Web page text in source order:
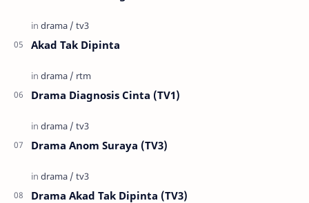
Akad Tak Dipinta
Drama Diagnosis Cinta (TV1)
Drama Anom Suraya (TV3)
Drama Akad Tak Dipinta (TV3)